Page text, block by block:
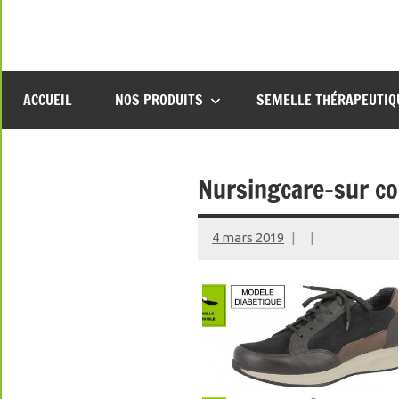
ACCUEIL NOS PRODUITS SEMELLE
Nursingcare-sur
4 mars 2019